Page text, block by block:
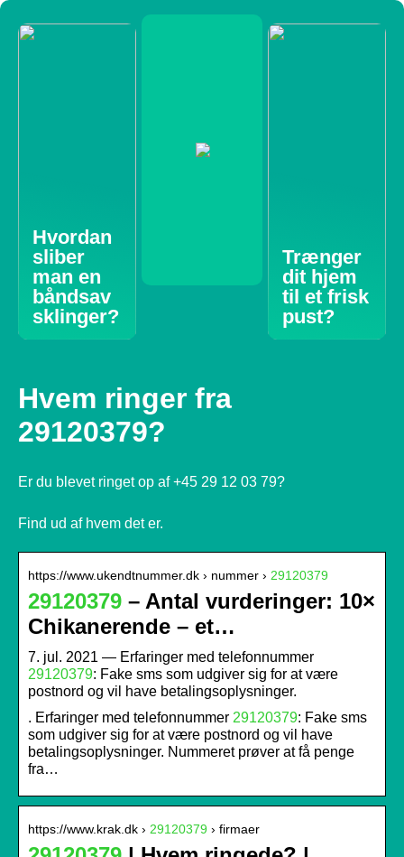
Hvordan
sliber
man en
båndsav
sklinger?
Trænger
dit hjem
til et frisk
pust?
Hvem ringer fra
29120379?
Er du blevet ringet op af +45 29 12 03 79?
Find ud af hvem det er.
https://www.ukendtnummer.dk › nummer › 29120379
29120379 – Antal vurderinger: 10×
Chikanerende – et…
7. jul. 2021 — Erfaringer med telefonnummer
29120379: Fake sms som udgiver sig for at være
postnord og vil have betalingsoplysninger.
. Erfaringer med telefonnummer 29120379: Fake sms
som udgiver sig for at være postnord og vil have
betalingsoplysninger. Nummeret prøver at få penge
fra…
https://www.krak.dk › 29120379 › firmaer